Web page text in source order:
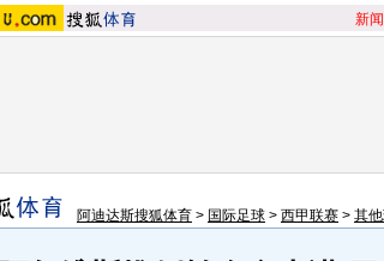
新闻
阿迪达斯搜狐体育 > 国际足球 > 西甲联赛 > 其